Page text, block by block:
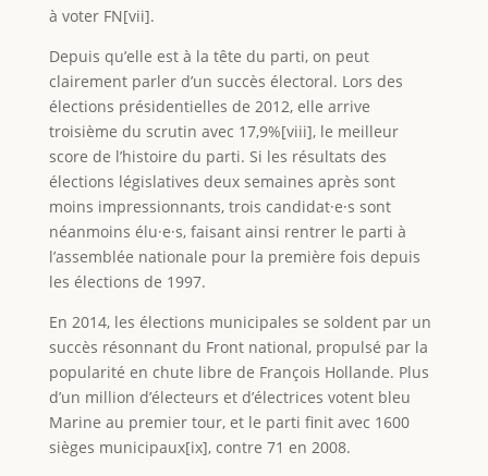
à voter FN[vii].
Depuis qu’elle est à la tête du parti, on peut
clairement parler d’un succès électoral. Lors des
élections présidentielles de 2012, elle arrive
troisième du scrutin avec 17,9%[viii], le meilleur
score de l’histoire du parti. Si les résultats des
élections législatives deux semaines après sont
moins impressionnants, trois candidat·e·s sont
néanmoins élu·e·s, faisant ainsi rentrer le parti à
l’assemblée nationale pour la première fois depuis
les élections de 1997.
En 2014, les élections municipales se soldent par un
succès résonnant du Front national, propulsé par la
popularité en chute libre de François Hollande. Plus
d’un million d’électeurs et d’électrices votent bleu
Marine au premier tour, et le parti finit avec 1600
sièges municipaux[ix], contre 71 en 2008.